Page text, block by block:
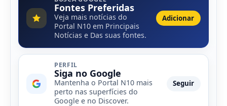
Fontes Preferidas
Veja mais notícias do
Portal N10 em Principais
Notícias e Das suas fontes.
Adicionar
PERFIL
Siga no Google
Mantenha o Portal N10 mais
perto nas superfícies do
Google e no Discover.
Seguir